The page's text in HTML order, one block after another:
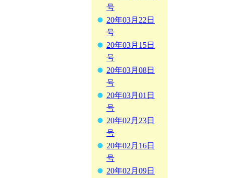
号
20年03月22日
号
20年03月15日
号
20年03月08日
号
20年03月01日
号
20年02月23日
号
20年02月16日
号
20年02月09日